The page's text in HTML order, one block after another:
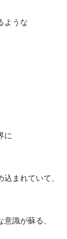
ような
に
まれていて、
識が蘇る、